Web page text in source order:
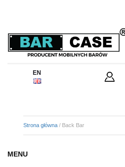
EN
Strona główna / Back Bar
MENU